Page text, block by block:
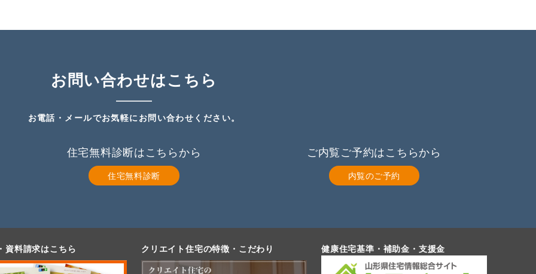
お問い合わせはこちら
お電話・メールでお気軽にお問い合わせください。
住宅無料診断はこちらから
住宅無料診断
ご内覧ご予約はこちらから
内覧のご予約
資料請求はこちら クリエイト住宅の特徴・こだわり 健康住宅基準・補助金・支援金